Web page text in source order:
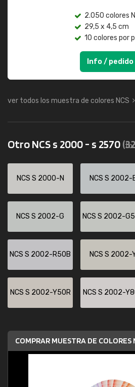
2.050 colores
29,5 x 4,5 cm
10 colores por
Info / pedido
ver todos los muestra de colores NCS
Otro NCS s 2000 - s 2570
NCS S 2000-N NCS S 2002-
NCS S 2002-G NCS S 2002-
NCS S 2002-R50B NCS S 2002-
NCS S 2002-Y50R NCS S 2002-
COMPRAR MUESTRA DE COLORES